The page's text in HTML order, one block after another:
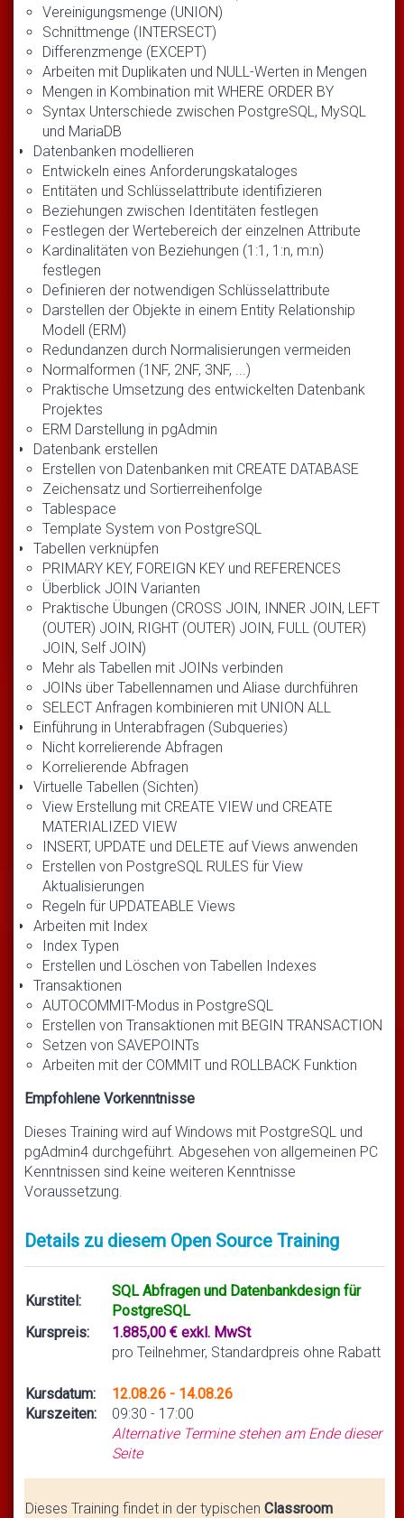
Vereinigungsmenge (UNION)
Schnittmenge (INTERSECT)
Differenzmenge (EXCEPT)
Arbeiten mit Duplikaten und NULL-Werten in Mengen
Mengen in Kombination mit WHERE ORDER BY
Syntax Unterschiede zwischen PostgreSQL, MySQL
und MariaDB
Datenbanken modellieren
Entwickeln eines Anforderungskataloges
Entitäten und Schlüsselattribute identifizieren
Beziehungen zwischen Identitäten festlegen
Festlegen der Wertebereich der einzelnen Attribute
Kardinalitäten von Beziehungen (1:1, 1:n, m:n)
festlegen
Definieren der notwendigen Schlüsselattribute
Darstellen der Objekte in einem Entity Relationship
Modell (ERM)
Redundanzen durch Normalisierungen vermeiden
Normalformen (1NF, 2NF, 3NF, ...)
Praktische Umsetzung des entwickelten Datenbank
Projektes
ERM Darstellung in pgAdmin
Datenbank erstellen
Erstellen von Datenbanken mit CREATE DATABASE
Zeichensatz und Sortierreihenfolge
Tablespace
Template System von PostgreSQL
Tabellen verknüpfen
PRIMARY KEY, FOREIGN KEY und REFERENCES
Überblick JOIN Varianten
Praktische Übungen (CROSS JOIN, INNER JOIN, LEFT
(OUTER) JOIN, RIGHT (OUTER) JOIN, FULL (OUTER)
JOIN, Self JOIN)
Mehr als Tabellen mit JOINs verbinden
JOINs über Tabellennamen und Aliase durchführen
SELECT Anfragen kombinieren mit UNION ALL
Einführung in Unterabfragen (Subqueries)
Nicht korrelierende Abfragen
Korrelierende Abfragen
Virtuelle Tabellen (Sichten)
View Erstellung mit CREATE VIEW und CREATE
MATERIALIZED VIEW
INSERT, UPDATE und DELETE auf Views anwenden
Erstellen von PostgreSQL RULES für View
Aktualisierungen
Regeln für UPDATEABLE Views
Arbeiten mit Index
Index Typen
Erstellen und Löschen von Tabellen Indexes
Transaktionen
AUTOCOMMIT-Modus in PostgreSQL
Erstellen von Transaktionen mit BEGIN TRANSACTION
Setzen von SAVEPOINTs
Arbeiten mit der COMMIT und ROLLBACK Funktion
Empfohlene Vorkenntnisse
Dieses Training wird auf Windows mit PostgreSQL und
pgAdmin4 durchgeführt. Abgesehen von allgemeinen PC
Kenntnissen sind keine weiteren Kenntnisse
Voraussetzung.
Details zu diesem Open Source Training
Kurstitel:
SQL Abfragen und Datenbankdesign für
PostgreSQL
Kurspreis:
1.885,00 € exkl. MwSt
pro Teilnehmer, Standardpreis ohne Rabatt
Kursdatum:
Kurszeiten:
12.08.26 - 14.08.26
09:30 - 17:00
Alternative Termine stehen am Ende dieser
Seite
Dieses Training findet in der typischen Classroom